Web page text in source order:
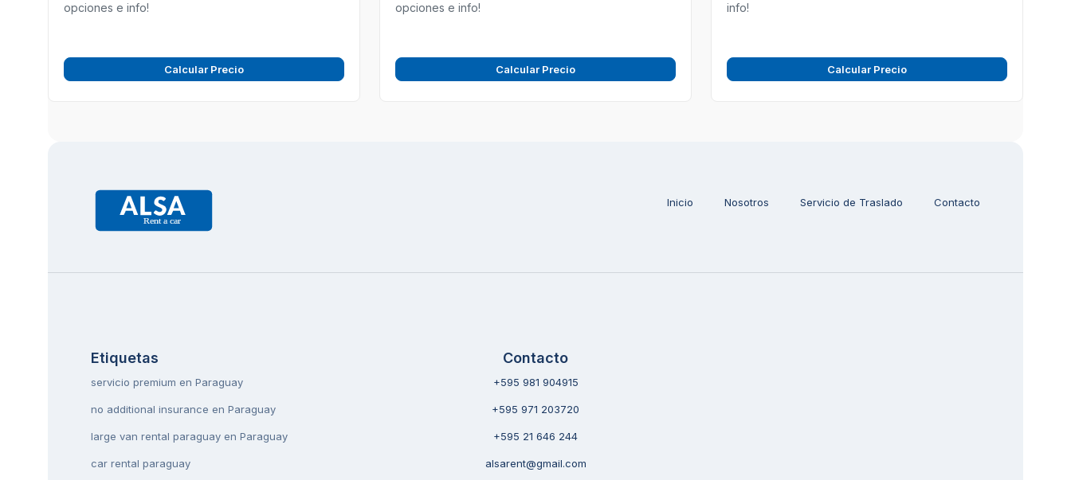
opciones e info!
Calcular Precio
opciones e info!
Calcular Precio
info!
Calcular Precio
Inicio Nosotros Servicio de Traslado Contacto
Etiquetas
servicio premium en Paraguay
no additional insurance en Paraguay
large van rental paraguay en Paraguay
car rental paraguay
Contacto
+595 981 904915
+595 971 203720
+595 21 646 244
alsarent@gmail.com